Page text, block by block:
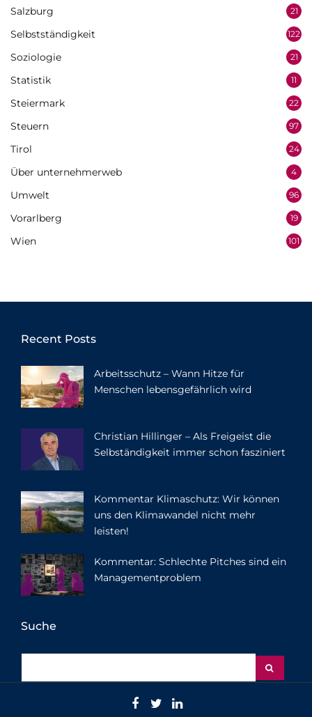
Salzburg 21
Selbstständigkeit 122
Soziologie 21
Statistik 11
Steiermark 22
Steuern 97
Tirol 24
Über unternehmerweb 4
Umwelt 96
Vorarlberg 19
Wien 101
Recent Posts
Arbeitsschutz – Wann Hitze für
Menschen lebensgefährlich wird
Christian Hillinger – Als Freigeist die
Selbständigkeit immer schon fasziniert
Kommentar Klimaschutz: Wir können
uns den Klimawandel nicht mehr
leisten!
Kommentar: Schlechte Pitches sind ein
Managementproblem
Suche